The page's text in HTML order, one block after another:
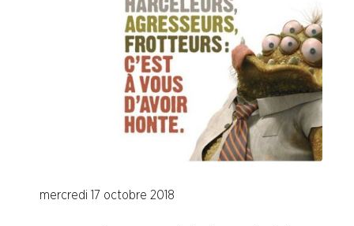
Les accords nationaux interprofessionels
Conventions Collectives Nationales
Calcul des indemnités de licenciement et (…)
Comment fonctionne la justice
Fiches "Vos Droits"
mercredi 17 octobre 2018